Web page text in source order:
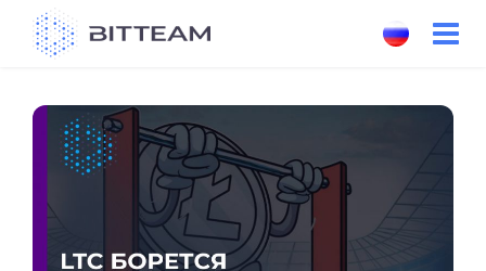
content